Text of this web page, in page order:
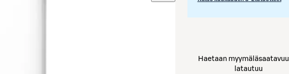
Haetaan
latautuu